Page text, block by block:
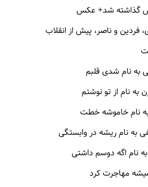
گذاشته شد+ عکس
فردین و ناصر، پیش از انقلاب
به نام شدی قلبم
نام از تو نوشتم
به نام خاموشه خطت
به نام ریشه در وابستگی
نام اگه دوسم داشتی
مهاجرت کرد